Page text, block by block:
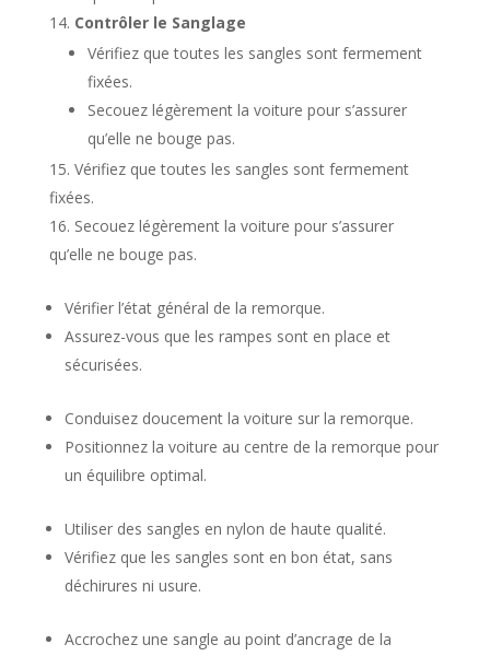
Contrôler le Sanglage
Vérifiez que toutes les sangles sont fermement
fixées.
Secouez légèrement la voiture pour s’assurer
qu’elle ne bouge pas.
Vérifiez que toutes les sangles sont fermement
fixées.
Secouez légèrement la voiture pour s’assurer
qu’elle ne bouge pas.
Vérifier l’état général de la remorque.
Assurez-vous que les rampes sont en place et
sécurisées.
Conduisez doucement la voiture sur la remorque.
Positionnez la voiture au centre de la remorque pour
un équilibre optimal.
Utiliser des sangles en nylon de haute qualité.
Vérifiez que les sangles sont en bon état, sans
déchirures ni usure.
Accrochez une sangle au point d’ancrage de la